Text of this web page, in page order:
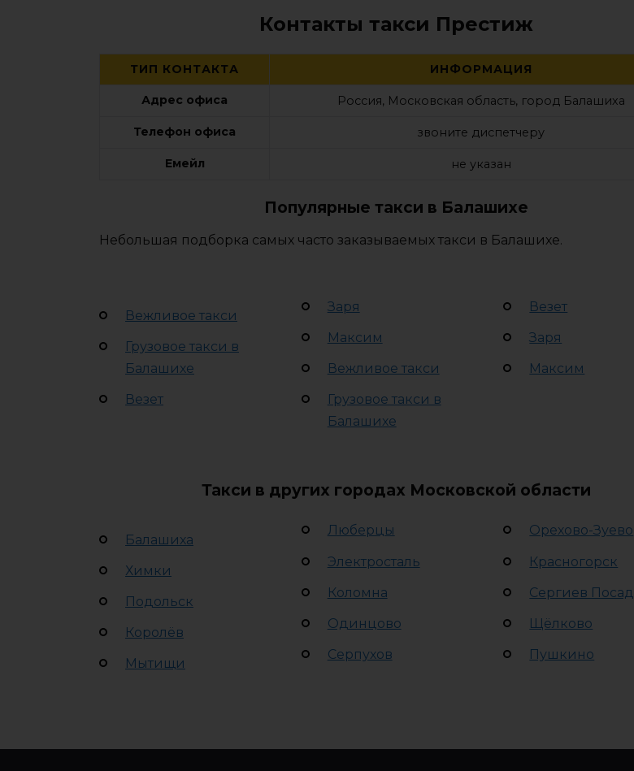
Контакты такси Престиж
ТИП КОНТАКТА ИНФОРМАЦИЯ
Адрес офиса Россия, Московская область, город Балашиха
Телефон офиса звоните диспетчеру
Емейл не указан
Популярные такси в Балашихе
Небольшая подборка самых часто заказываемых такси в Балашихе.
Вежливое такси
Грузовое такси в
Балашихе
Везет
Заря
Максим
Вежливое такси
Грузовое такси в
Балашихе
Везет
Заря
Максим
Такси в других городах Московской области
Балашиха
Химки
Подольск
Королёв
Мытищи
Люберцы
Электросталь
Коломна
Одинцово
Серпухов
Орехово-Зуево
Красногорск
Сергиев Посад
Щёлково
Пушкино